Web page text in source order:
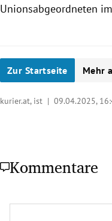
Unionsabgeordneten
Zur Startseite Mehr
kurier.at, ist | 09.04.2025,
Kommentare